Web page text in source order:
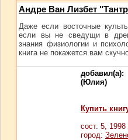
Андре Ван Лизбет
Даже если восточные
если вы не сведущи в
знания физиологии и
книга не покажется вам
добавил(а):
(Юлия)
Купить
сост. 5,
город: